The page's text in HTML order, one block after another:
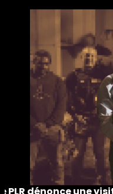
PLR dénonce une